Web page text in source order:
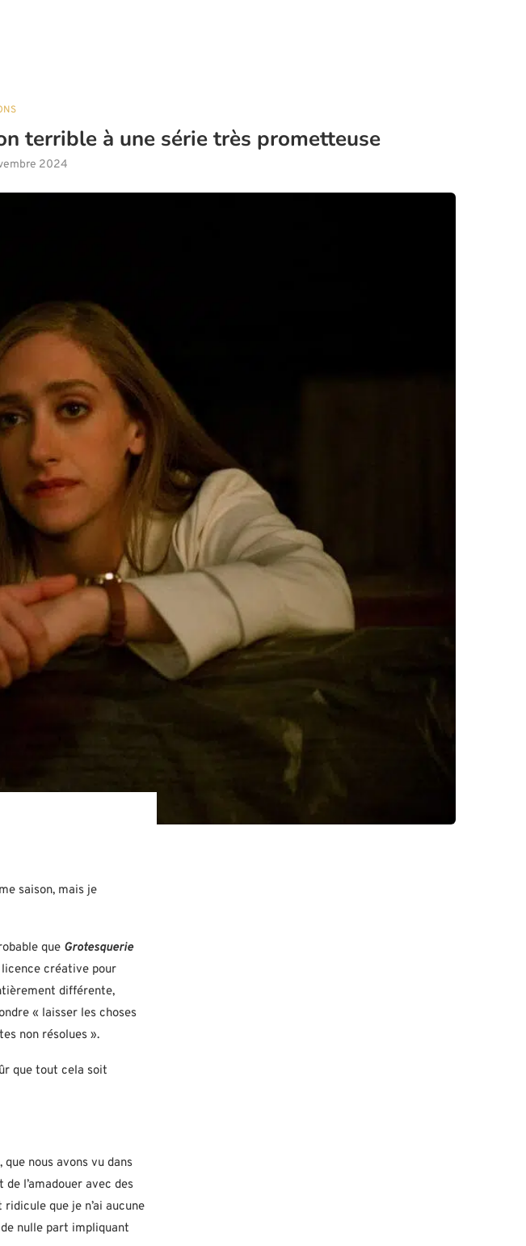
terrible à une série très prometteuse
2024
saison, mais je
que Grotesquerie
licence créative pour
différente,
« laisser les choses
non résolues ».
que tout cela soit
nous avons vu dans
l’amadouer avec des
que je n’ai aucune
nulle part impliquant